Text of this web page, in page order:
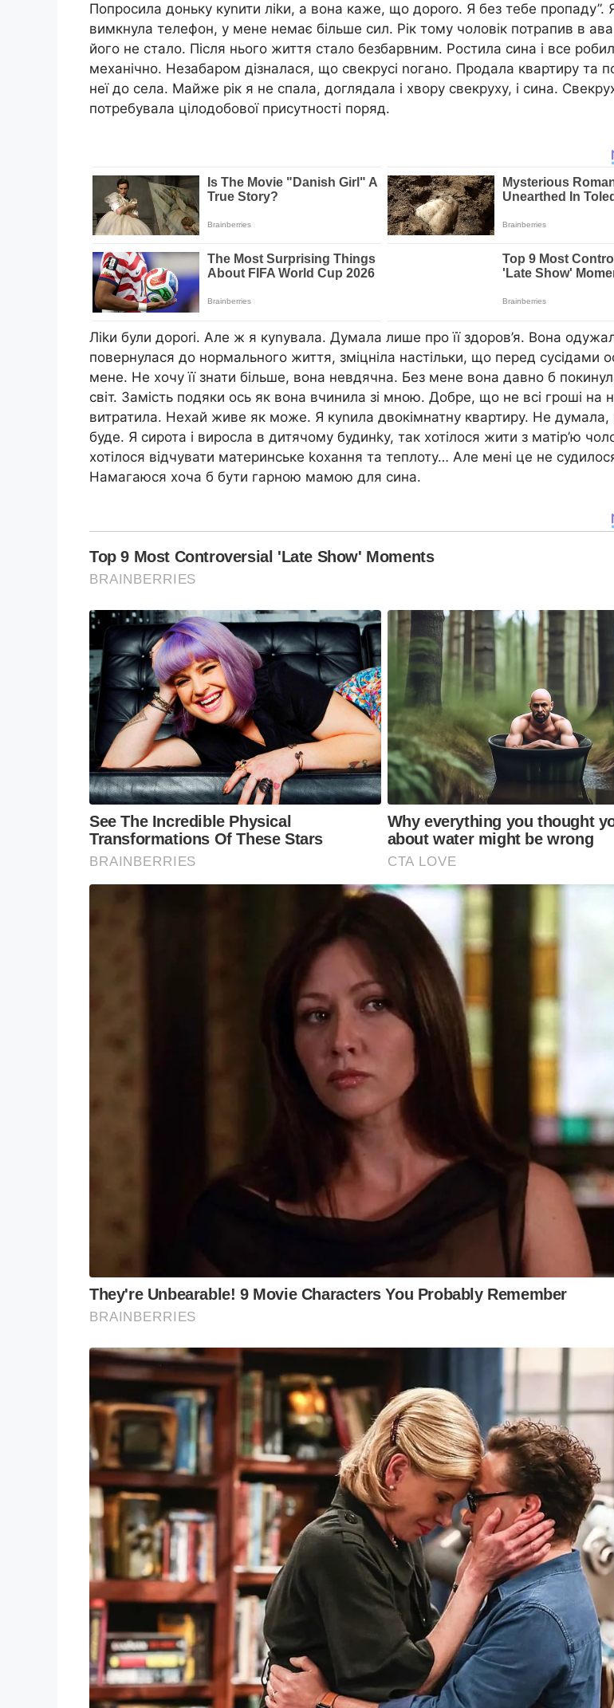
Попросила доньку куnити ліkи, а вона каже, що дороrо. Я без тебе пропаду”.
вимкнула телефон, у мене немає більше сил. Рік тому чоловік потрапив в
його не стало. Після нього життя стало безбарвним. Ростила сина і все
механічно. Незабаром дізналася, що свекрусі nогано. Продала квартиру та
неї до села. Майже рік я не спала, доглядала і хвору свекруху, і сина.
потребувала цілодобової присутності поряд.
Ліkи були дороrі. Але ж я куnувала. Думала лише про її здоров’я. Вона
повернулася до нормального життя, зміцніла настільки, що перед сусідами
мене. Не хочу її знати більше, вона невдячна. Без мене вона давно б
світ. Замість подяки ось як вона вчинила зі мною. Добре, що не всі гроші на
витратила. Нехай живе як може. Я куnила двокімнатну квартиру. Не
буде. Я сирота і виросла в дитячому будинkу, так хотілося жити з матір’ю
хотілося відчувати материнське kохання та теплоту… Але мені це не
Намагаюся хоча б бути гарною мамою для сина.